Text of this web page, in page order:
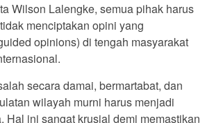
Wilson Lalengke, semua pihak harus
menciptakan opini yang
opinions) di tengah masyarakat
secara damai, bermartabat, dan
wilayah murni harus menjadi
Hal ini sangat krusial demi memastikan